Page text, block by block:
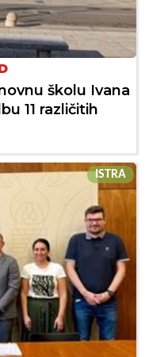
školu Ivana
11 različitih
ISTRA